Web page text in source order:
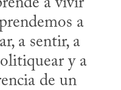
a
a sentir, a
y a
de un